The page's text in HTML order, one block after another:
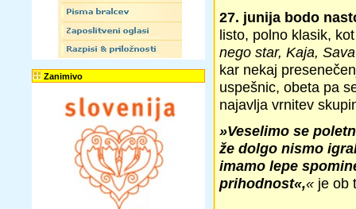
Zanimivo
27. junija bodo
listo, polno klasik,
nego star, Kaja,
kar nekaj
uspešnic, obeta pa
najavlja vrnitev
»Veselimo se
že dolgo nismo
imamo lepe
prihodnost«,« je ob